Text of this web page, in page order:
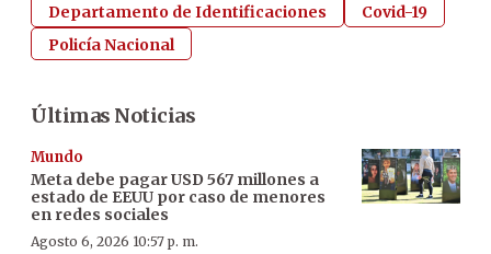
Departamento de Identificaciones
Covid-19
Policía Nacional
Últimas Noticias
Mundo
Meta debe pagar USD 567 millones a
estado de EEUU por caso de menores
en redes sociales
Agosto 6, 2026 10:57 p. m.